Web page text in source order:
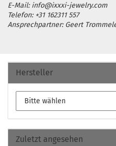
E-Mail: info@ixxxi-jewelry.com
Telefon: +31 162311 557
Ansprechpartner: Geert
Hersteller
Zuletzt angesehen